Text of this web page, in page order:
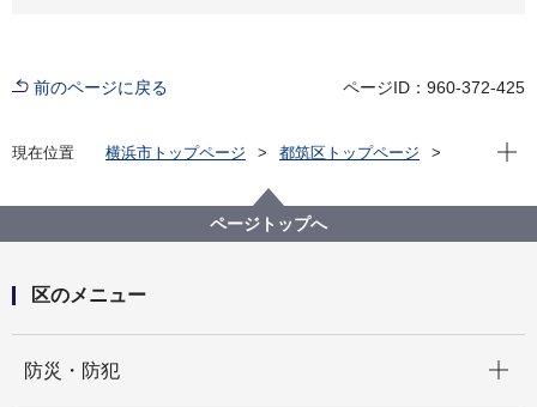
前のページに戻る ページID：960-372-425
現在位置 横浜市トップページ
都筑区トップページ
早淵川について
早渕川のいきもの
さがせ！早渕川のいきものたち
川のなか2
現在
ページトップへ
区のメニュー
防災・防犯